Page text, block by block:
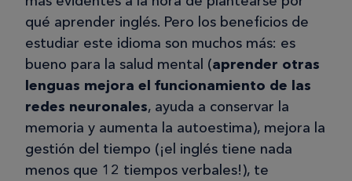
qué aprender inglés. Pero los beneficios de
estudiar este idioma son muchos más: es
bueno para la salud mental (aprender otras
lenguas mejora el funcionamiento de las
redes neuronales, ayuda a conservar la
memoria y aumenta la autoestima), mejora la
gestión del tiempo (¡el inglés tiene nada
menos que 12 tiempos verbales!), te